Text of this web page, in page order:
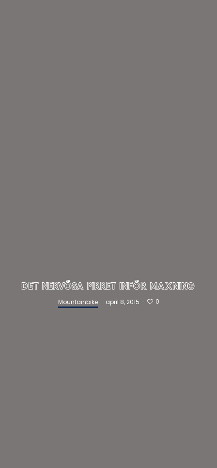
DET NERVÖSA PIRRET INFÖR MAXNING
Mountainbike · april 8, 2015 · 0